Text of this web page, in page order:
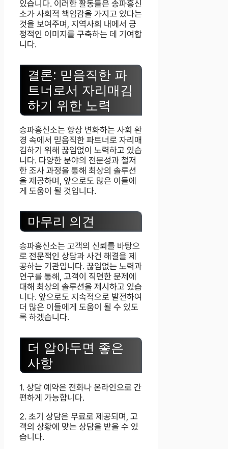
있습니다. 이러한 활동들은 송파흥신
소가 사회적 책임감을 가지고 있다는
것을 보여주며, 지역사회 내에서 긍
정적인 이미지를 구축하는 데 기여합
니다.
결론: 믿음직한 파
트너로서 자리매김
하기 위한 노력
송파흥신소는 항상 변화하는 사회 환
경 속에서 믿음직한 파트너로 자리매
김하기 위해 끊임없이 노력하고 있습
니다. 다양한 분야의 전문성과 철저
한 조사 과정을 통해 최상의 솔루션
을 제공하며, 앞으로도 많은 이들에
게 도움이 될 것입니다.
마무리 의견
송파흥신소는 고객의 신뢰를 바탕으
로 전문적인 상담과 사건 해결을 제
공하는 기관입니다. 끊임없는 노력과
연구를 통해, 고객이 직면한 문제에
대해 최상의 솔루션을 제시하고 있습
니다. 앞으로도 지속적으로 발전하여
더 많은 이들에게 도움이 될 수 있도
록 하겠습니다.
더 알아두면 좋은
사항
1. 상담 예약은 전화나 온라인으로 간
편하게 가능합니다.
2. 초기 상담은 무료로 제공되며, 고
객의 상황에 맞는 상담을 받을 수 있
습니다.